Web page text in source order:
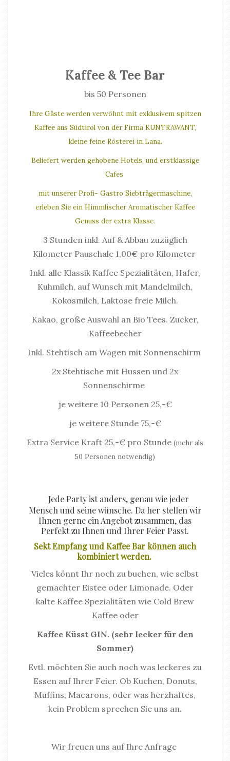
Kaffee & Tee Bar
bis 50 Personen
Ihre Gäste werden verwöhnt mit exklusivem spitzen
Kaffee aus Südtirol von der Firma KUNTRAWANT,
kleine feine Rösterei in Lana.
Beliefert werden gehobene Hotels, und erstklassige
Cafes
mit unserer Profi- Gastro Siebträgermaschine,
erleben Sie ein Himmlischer Aromatischer Kaffee
Genuss der extra Klasse.
3 Stunden inkl. Auf & Abbau zuzüglich
Kilometer Pauschale 1,00€ pro Kilometer
Inkl. alle Klassik Kaffee Spezialitäten, Hafer,
Kuhmilch, auf Wunsch mit Mandelmilch,
Kokosmilch, Laktose freie Milch.
Kakao, große Auswahl an Bio Tees. Zucker,
Kaffeebecher
Inkl. Stehtisch am Wagen mit Sonnenschirm
2x Stehtische mit Hussen und 2x
Sonnenschirme
je weitere 10 Personen 25,-€
je weitere Stunde 75,-€
Extra Service Kraft 25,-€ pro Stunde (mehr als
50 Personen notwendig)
Jede Party ist anders, genau wie jeder
Mensch und seine wünsche. Da her stellen wir
Ihnen gerne ein Angebot zusammen, das
Perfekt zu Ihnen und Ihrer Feier Passt.
Sekt Empfang und Kaffee Bar können auch
kombiniert werden.
Vieles könnt Ihr noch zu buchen, wie selbst
gemachter Eistee oder Limonade. Oder
kalte Kaffee Spezialitäten wie Cold Brew
Kaffee oder
Kaffee Küsst GIN. (sehr lecker für den
Sommer)
Evtl. möchten Sie auch noch was leckeres zu
Essen auf Ihrer Feier. Ob Kuchen, Donuts,
Muffins, Macarons, oder was herzhaftes,
kein Problem sprechen Sie uns an.
Wir freuen uns auf Ihre Anfrage